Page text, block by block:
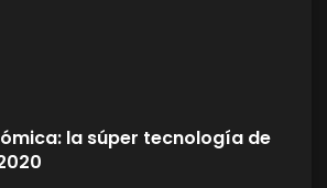
la súper tecnología de